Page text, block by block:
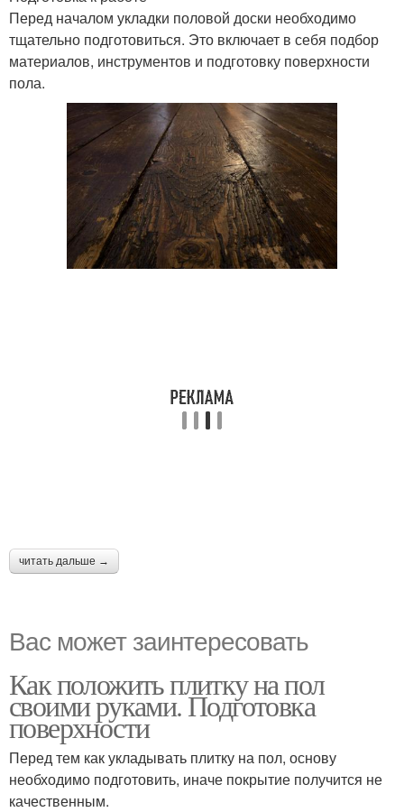
Перед началом укладки половой доски необходимо
тщательно подготовиться. Это включает в себя подбор
материалов, инструментов и подготовку поверхности
пола.
читать дальше →
Вас может заинтересовать
Как положить плитку на пол
своими руками. Подготовка
поверхности
Перед тем как укладывать плитку на пол, основу
необходимо подготовить, иначе покрытие получится не
качественным.